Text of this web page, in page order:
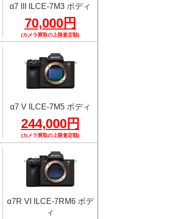
α7 III ILCE-7M3 ボディ
70,000円
(カメラ買取の上限査定額)
α7 V ILCE-7M5 ボディ
244,000円
(カメラ買取の上限査定額)
α7R VI ILCE-7RM6 ボデ
ィ